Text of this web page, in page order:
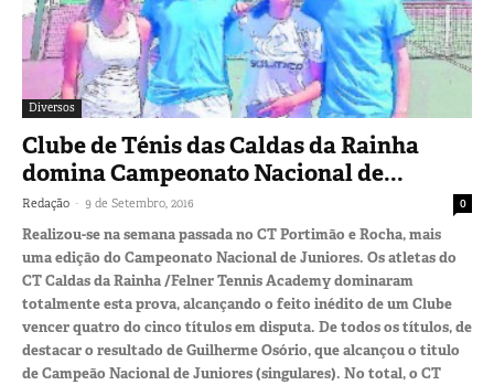
Diversos
Clube de Ténis das Caldas da Rainha
domina Campeonato Nacional de...
Redação - 9 de Setembro, 2016 0
Realizou-se na semana passada no CT Portimão e Rocha, mais
uma edição do Campeonato Nacional de Juniores. Os atletas do
CT Caldas da Rainha /Felner Tennis Academy dominaram
totalmente esta prova, alcançando o feito inédito de um Clube
vencer quatro do cinco títulos em disputa. De todos os títulos, de
destacar o resultado de Guilherme Osório, que alcançou o titulo
de Campeão Nacional de Juniores (singulares). No total, o CT